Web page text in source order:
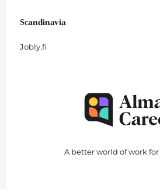
Scandinavia
Jobly.fi
A better world of work for